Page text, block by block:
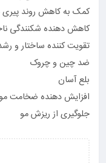
کمک به کاهش روند
کاهش دهنده شکنندگی
تقویت کننده ساختار و
ضد چین و چروک
بلع آسان
افزایش دهنده ضخامت
جلوگیری از ریزش مو